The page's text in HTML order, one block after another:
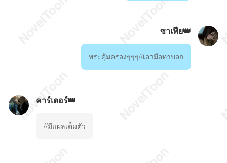
ซาเฟีย👑
พระคุ้มครองๆๆๆ//เอามือทาบอก
คาร์เตอร์👑
//มีแผลเต็มตัว